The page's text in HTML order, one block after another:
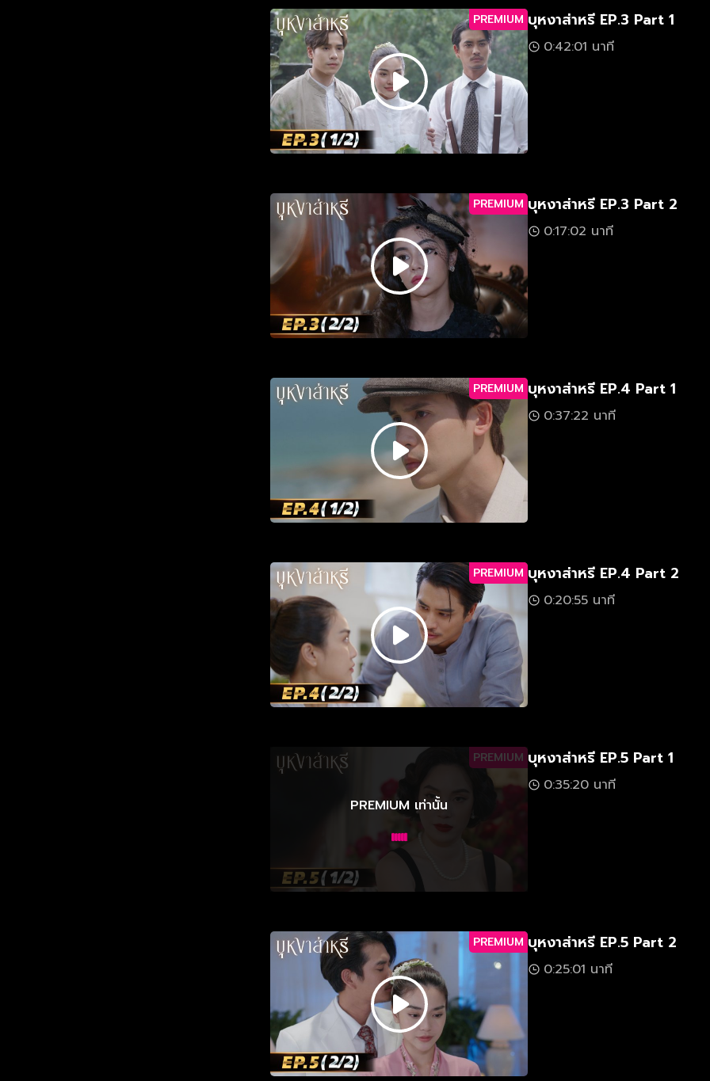
PREMIUM บุหงาส่าหรี EP.3 Part 1
0:42:01 นาที
PREMIUM บุหงาส่าหรี EP.3 Part 2
0:17:02 นาที
PREMIUM บุหงาส่าหรี EP.4 Part 1
0:37:22 นาที
PREMIUM บุหงาส่าหรี EP.4 Part 2
0:20:55 นาที
PREMIUM
PREMIUM เท่านั้น
บุหงาส่าหรี EP.5 Part 1
0:35:20 นาที
PREMIUM บุหงาส่าหรี EP.5 Part 2
0:25:01 นาที